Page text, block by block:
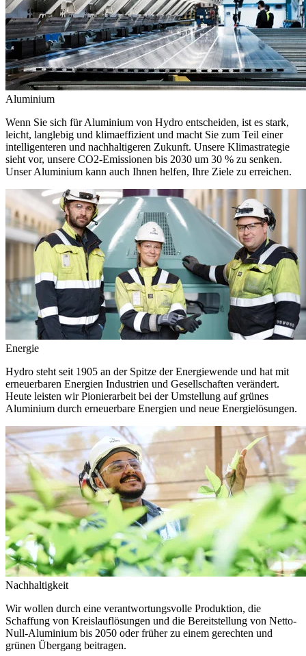
Aluminium
Wenn Sie sich für Aluminium von Hydro entscheiden, ist es stark,
leicht, langlebig und klimaeffizient und macht Sie zum Teil einer
intelligenteren und nachhaltigeren Zukunft. Unsere Klimastrategie
sieht vor, unsere CO2-Emissionen bis 2030 um 30 % zu senken.
Unser Aluminium kann auch Ihnen helfen, Ihre Ziele zu erreichen.
Energie
Hydro steht seit 1905 an der Spitze der Energiewende und hat mit
erneuerbaren Energien Industrien und Gesellschaften verändert.
Heute leisten wir Pionierarbeit bei der Umstellung auf grünes
Aluminium durch erneuerbare Energien und neue Energielösungen.
Nachhaltigkeit
Wir wollen durch eine verantwortungsvolle Produktion, die
Schaffung von Kreislauflösungen und die Bereitstellung von Netto-
Null-Aluminium bis 2050 oder früher zu einem gerechten und
grünen Übergang beitragen.